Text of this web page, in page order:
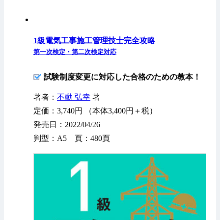
1級電気工事施工管理技士完全攻略
第一次検定・第二次検定対応
試験制度変更に対応した合格のための教本！
著者： 不動 弘幸 著
定価：3,740円 （本体3,400円＋税）
発売日：2022/04/26
判型：A5 頁：480頁